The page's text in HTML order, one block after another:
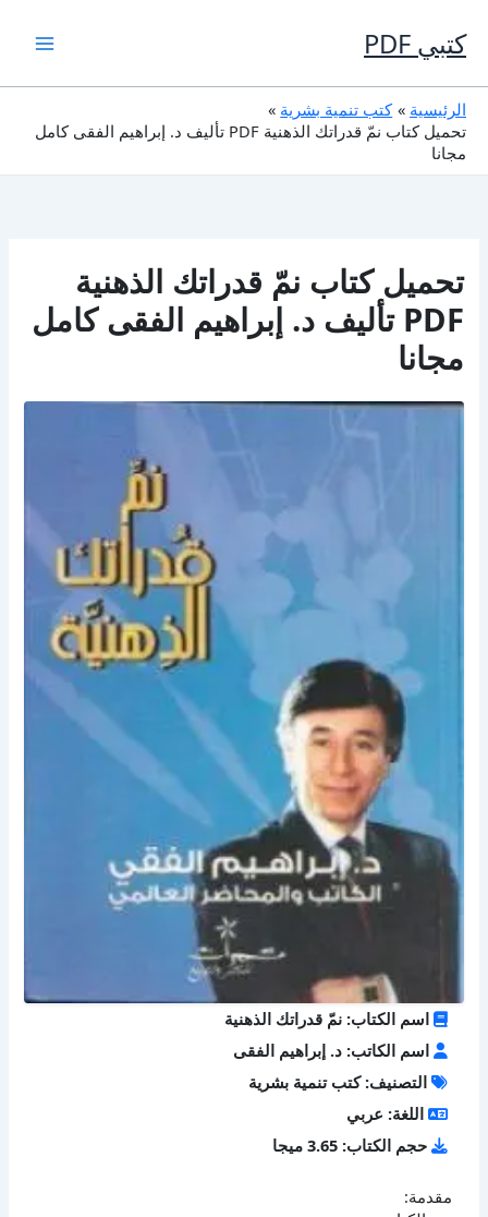
إلى
المحتوى
كتبي PDF
الرئيسية
كتب تنمية بشرية
تحميل كتاب نمّ قدراتك الذهنية PDF تأليف د. إبراهيم الفقى كامل
مجانا
تحميل كتاب نمّ قدراتك الذهنية
PDF تأليف د. إبراهيم الفقى كامل
مجانا
اسم الكتاب: نمّ قدراتك الذهنية
اسم الكاتب: د. إبراهيم الفقى
التصنيف: كتب تنمية بشرية
اللغة: عربي
حجم الكتاب: 3.65 ميجا
مقدمة: